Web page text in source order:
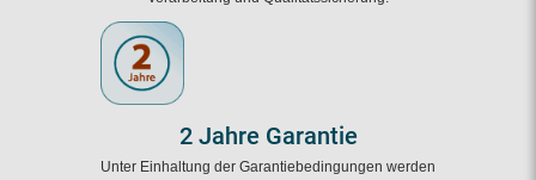
2 Jahre Garantie
Unter Einhaltung der Garantiebedingungen werden